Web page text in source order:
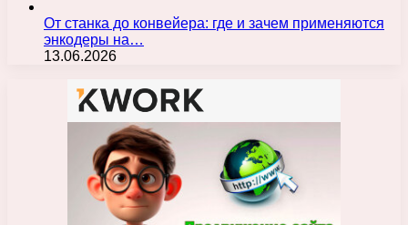
От станка до конвейера: где и зачем применяются
энкодеры на…
13.06.2026